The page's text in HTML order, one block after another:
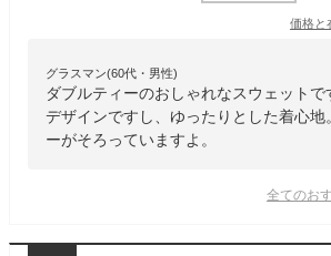
価格と
グラスマン(60代・男性)
ダブルティーのおしゃれなスウェットで
デザインですし、ゆったりとした着心地
ーがそろっていますよ。
全てのお